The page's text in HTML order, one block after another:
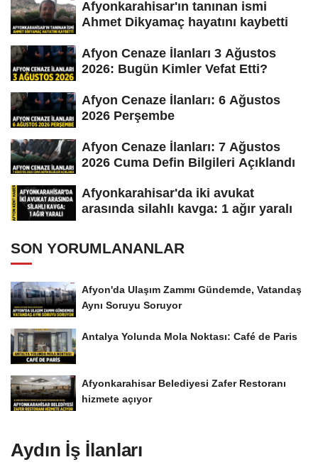
Afyonkarahisar'ın tanınan ismi
Ahmet Dikyamaç hayatını kaybetti
Afyon Cenaze İlanları 3 Ağustos
2026: Bugün Kimler Vefat Etti?
Afyon Cenaze İlanları: 6 Ağustos
2026 Perşembe
Afyon Cenaze İlanları: 7 Ağustos
2026 Cuma Defin Bilgileri Açıklandı
Afyonkarahisar'da iki avukat
arasında silahlı kavga: 1 ağır yaralı
SON YORUMLANANLAR
Afyon'da Ulaşım Zammı Gündemde, Vatandaş
Aynı Soruyu Soruyor
Antalya Yolunda Mola Noktası: Café de Paris
Afyonkarahisar Belediyesi Zafer Restoranı
hizmete açıyor
Aydın İş İlanları